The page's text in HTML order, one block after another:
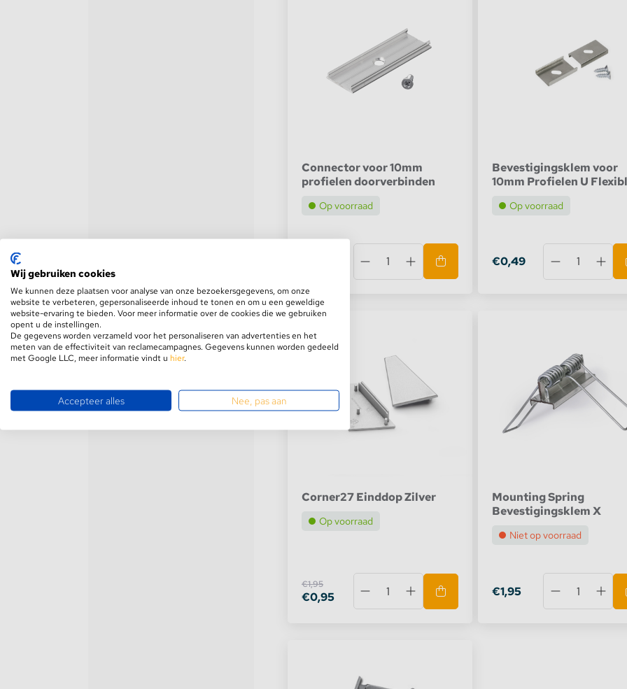
PLANE14
COZY12
HOOD14
Connector voor 10mm
profielen doorverbinden
Op voorraad
Bevestigingsklem voor
10mm Profielen U
Op voorraad
€0,49
-51%
Corner27 Einddop Zilver
Op voorraad
€1,95
€0,95
Mounting Spring
Bevestigingsklem X
Niet op voorraad
€1,95
Wij gebruiken cookies
We kunnen deze plaatsen voor analyse van onze bezoekersgegevens, om onze
website te verbeteren, gepersonaliseerde inhoud te tonen en om u een geweldige
website-ervaring te bieden. Voor meer informatie over de cookies die we gebruiken
opent u de instellingen.
De gegevens worden verzameld voor het personaliseren van advertenties en het
meten van de effectiviteit van reclamecampagnes. Gegevens kunnen worden gedeeld
met Google LLC, meer informatie vindt u hier.
Accepteer alles Nee, pas aan